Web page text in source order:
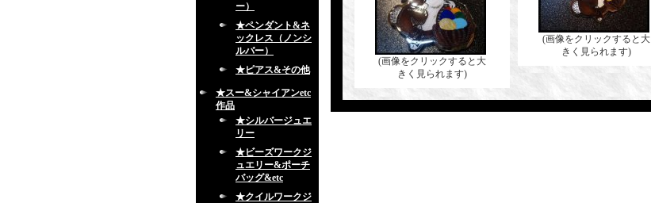
ー）
★ペンダント&ネ
ックレス（ノンシ
ルバー）
★ピアス&その他
★スー&シャイアンetc
作品
★シルバージュエ
リー
★ビーズワークジ
ュエリー&ポーチ
バッグ&etc
★クイルワークジ
(画像をクリックすると大
きく見られます)
(画像をクリックすると大
きく見られます)